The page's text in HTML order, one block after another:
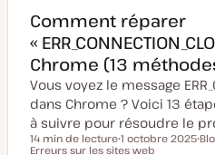
Comment réparer
«
Chrome (13
Vous voyez le message
dans Chrome ? Voici 13
à suivre pour résoudre le
Temps de lecture
14 min de lecture
D
1 octobre 2025
Erreurs sur les sites web